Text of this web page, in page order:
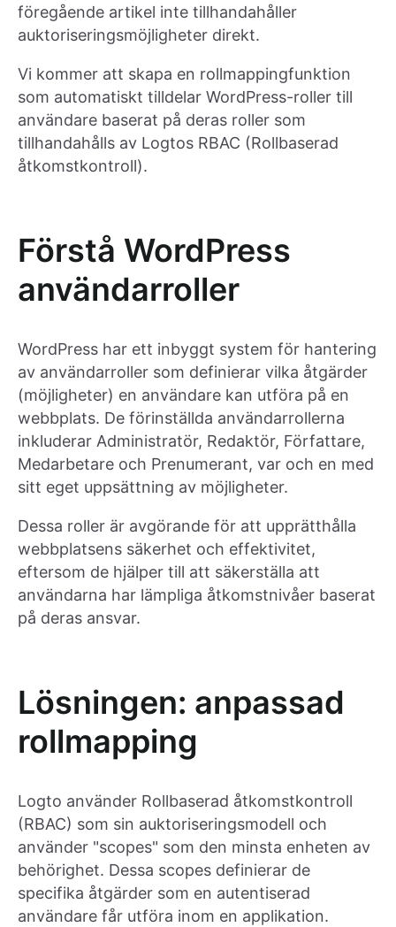
föregående artikel inte tillhandahåller
auktoriseringsmöjligheter direkt.
Vi kommer att skapa en rollmappingfunktion
som automatiskt tilldelar WordPress-roller till
användare baserat på deras roller som
tillhandahålls av Logtos RBAC (Rollbaserad
åtkomstkontroll).
Förstå WordPress
användarroller
WordPress har ett inbyggt system för hantering
av användarroller som definierar vilka åtgärder
(möjligheter) en användare kan utföra på en
webbplats. De förinställda användarrollerna
inkluderar Administratör, Redaktör, Författare,
Medarbetare och Prenumerant, var och en med
sitt eget uppsättning av möjligheter.
Dessa roller är avgörande för att upprätthålla
webbplatsens säkerhet och effektivitet,
eftersom de hjälper till att säkerställa att
användarna har lämpliga åtkomstnivåer baserat
på deras ansvar.
Lösningen: anpassad
rollmapping
Logto använder Rollbaserad åtkomstkontroll
(RBAC) som sin auktoriseringsmodell och
använder "scopes" som den minsta enheten av
behörighet. Dessa scopes definierar de
specifika åtgärder som en autentiserad
användare får utföra inom en applikation.